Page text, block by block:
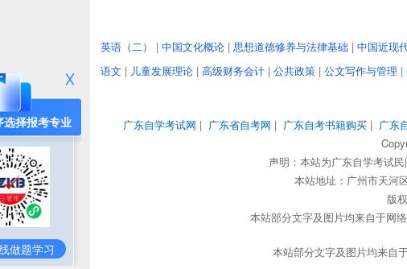
选择报考专业
做题学习
英语（二） | 中国文化概论 | 思想道德修养与法律基础 | 中国近现
语文 | 儿童发展理论 | 高级财务会计 | 公共政策 | 公文写作与管理 |
广东自学考试网 | 广东省自考网 | 广东自考书籍购买 | 广东
声明：本站为广东自学考试
本站地址：广州市天河
版
本站部分文字及图片均来自于网
本站部分文字及图片均来自